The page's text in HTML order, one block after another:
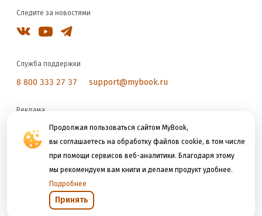
Продолжая пользоваться сайтом MyBook,
вы соглашаетесь на обработку файлов cookie, в том числе
при помощи сервисов веб-аналитики. Благодаря этому
мы рекомендуем вам книги и делаем продукт удобнее.
Подробнее
Принять
Следите за новостями
Служба поддержки
8 800 333 27 37 support@mybook.ru
Реклама
reklama@litres.ru
Мы принимаем к оплате
Открыть в приложении